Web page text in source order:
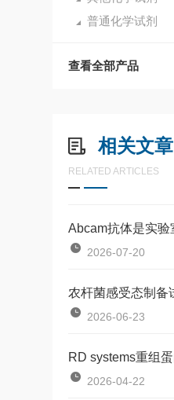
普通化学试剂
查看全部产品
相关文章
RELATED ARTICLES
2026-07-20
2026-06-23
2026-04-22